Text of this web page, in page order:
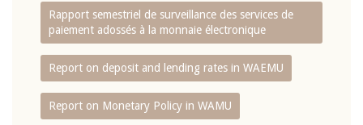
Rapport semestriel de surveillance des services de
paiement adossés à la monnaie électronique
Report on deposit and lending rates in WAEMU
Report on Monetary Policy in WAMU